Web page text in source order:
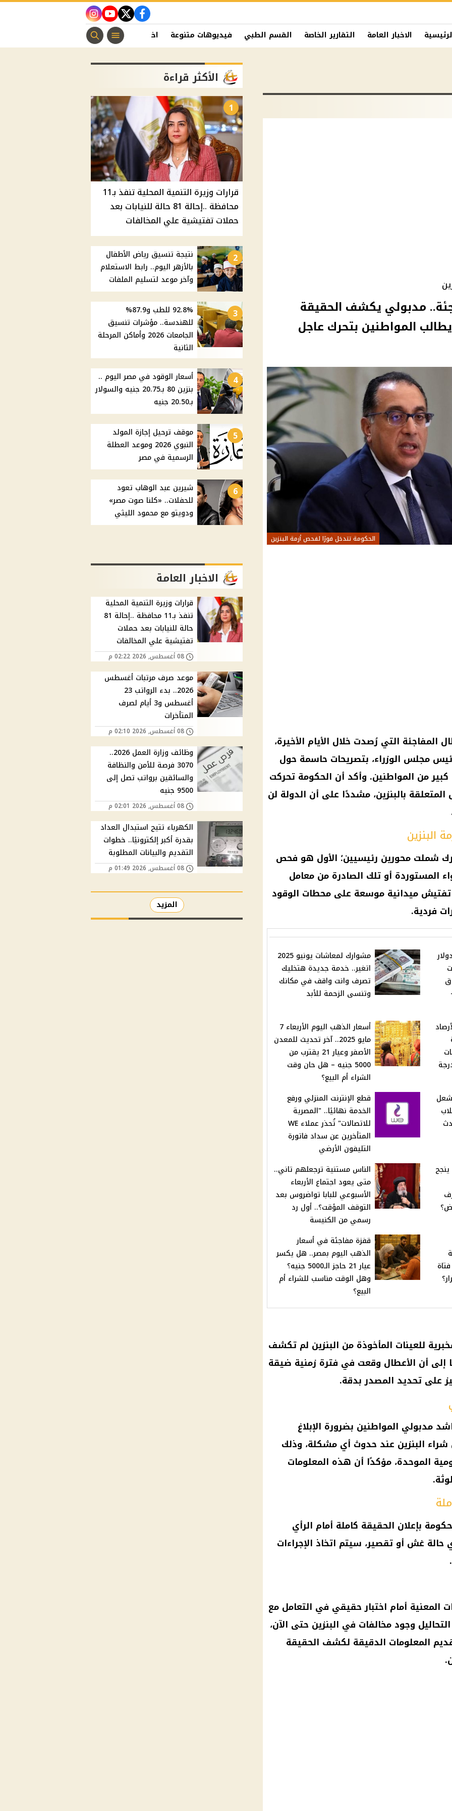
facebook
twitter
youtube
instagram
الاخبار العامة التقارير الخاصة القسم الطبي فيديوهات متنوعة اخبار الفن منوعات مسيحية
مدبولي يكشف الحقيقة
المواطنين بتحرك عاجل
الحكومة تتدخل فورًا لفحص أزمة البنزين
التي رُصدت خلال الأيام الأخيرة،
مجلس الوزراء، بتصريحات حاسمة حول
كبير من المواطنين. وأكد أن الحكومة تحركت
بالبنزين، مشددًا على أن الدولة لن
البنزين
شملت محورين رئيسيين؛ الأول هو فحص
المستوردة أو تلك الصادرة من معامل
تفتيش ميدانية موسعة على محطات الوقود
فردية.
مشوارك لمعاشات يونيو 2025
اتغير.. خدمة جديدة هتخليك
تصرف وانت واقف في مكانك
وتنسى الزحمة للأبد
أسعار الذهب اليوم الأربعاء 7
مايو 2025.. آخر تحديث للمعدن
الأصفر وعيار 21 يقترب من
5000 جنيه – هل حان وقت
الشراء أم البيع؟
قطع الإنترنت المنزلي ورفع
الخدمة نهائيًا.. "المصرية
للاتصالات" تُحذر عملاء WE
المتأخرين عن سداد فاتورة
التليفون الأرضي
الناس مستنية ترجعلهم تاني..
متى يعود اجتماع الأربعاء
الأسبوعي للبابا تواضروس بعد
التوقف المؤقت؟.. أول رد
رسمي من الكنيسة
قفزة مفاجئة في أسعار
الذهب اليوم بمصر.. هل يكسر
عيار 21 حاجز الـ5000 جنيه؟
وهل الوقت مناسب للشراء أم
البيع؟
للعينات المأخوذة من البنزين لم تكشف
إلى أن الأعطال وقعت في فترة زمنية ضيقة
على تحديد المصدر بدقة.
مدبولي المواطنين بضرورة الإبلاغ
البنزين عند حدوث أي مشكلة، وذلك
الموحدة، مؤكدًا أن هذه المعلومات
بإعلان الحقيقة كاملة أمام الرأي
غش أو تقصير، سيتم اتخاذ الإجراءات
المعنية أمام اختبار حقيقي في التعامل مع
وجود مخالفات في البنزين حتى الآن،
المعلومات الدقيقة لكشف الحقيقة
الأكثر قراءة
1
قرارات وزيرة التنمية المحلية تنفذ بـ11
محافظة ..إحالة 81 حالة للنيابات بعد
حملات تفتيشية علي المخالفات
2
نتيجة تنسيق رياض الأطفال
بالأزهر اليوم.. رابط الاستعلام
وآخر موعد لتسليم الملفات
3
92.8% للطب و87.9%
للهندسة.. مؤشرات تنسيق
الجامعات 2026 وأماكن المرحلة
الثانية
4
أسعار الوقود في مصر اليوم ..
بنزين 80 بـ20.75 جنيه والسولار
بـ20.50 جنيه
5
موقف ترحيل إجازة المولد
النبوي 2026 وموعد العطلة
الرسمية في مصر
6
شيرين عبد الوهاب تعود
للحفلات.. «كلنا صوت مصر»
ودويتو مع محمود الليثي
الاخبار العامة
قرارات وزيرة التنمية المحلية
تنفذ بـ11 محافظة ..إحالة 81
حالة للنيابات بعد حملات
تفتيشية علي المخالفات
08 أغسطس, 2026 02:22 م
موعد صرف مرتبات أغسطس
2026.. بدء الرواتب 23
أغسطس و3 أيام لصرف
المتأخرات
08 أغسطس, 2026 02:10 م
وظائف وزارة العمل 2026..
3070 فرصة للأمن والنظافة
والسائقين برواتب تصل إلى
9500 جنيه
08 أغسطس, 2026 02:01 م
الكهرباء تتيح استبدال العداد
بقدرة أكبر إلكترونيًا.. خطوات
التقديم والبيانات المطلوبة
08 أغسطس, 2026 01:49 م
المزيد